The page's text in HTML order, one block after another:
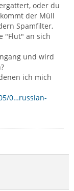
oder du
der Müll
Spamfilter,
"Flut" an sich
und wird
ich mich
0…russian-